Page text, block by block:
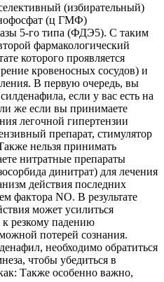
(избирательный)
(ц ГМФ)
5-го типа (ФДЭ5). С таким
фармакологический
которого проявляется
кровеносных сосудов) и
В первую очередь, вы
если у вас есть на
же если вы принимаете
легочной гипертензии
препарат, стимулятор
нельзя принимать
нитратные препараты
динитрат) для лечения
действия последних
фактора NO. В результате
может усилиться
к резкому падению
потерей сознания.
необходимо обратиться
чтобы убедиться в
Также особенно важно,